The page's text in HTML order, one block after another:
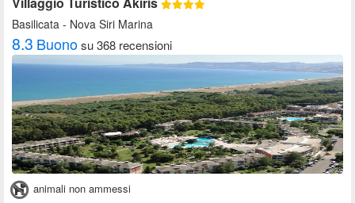
Basilicata - Nova Siri Marina
8.3 Buonosu 368 recensioni
animali non ammessi